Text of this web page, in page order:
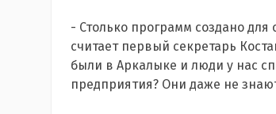
- Столько программ создано для
считает первый секретарь
были в Аркалыке и люди у нас
предприятия? Они даже не